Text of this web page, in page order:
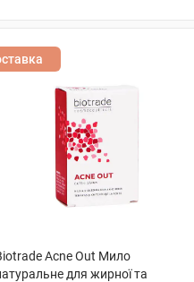
Acne Out Мило
для жирної та